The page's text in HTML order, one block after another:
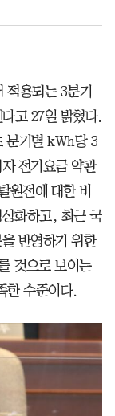
적용되는 3분기
고 27일 밝혔다.
분기별 kWh당 3
전기요금 약관
원전에 대한 비
화하고, 최근 국
반영하기 위한
것으로 보이는
한 수준이다.